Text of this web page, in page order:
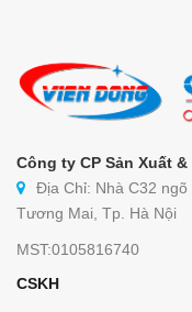
Công ty CP Sản Xuất
Địa Chỉ: Nhà C32
Tương Mai, Tp. Hà Nội
MST:0105816740
CSKH